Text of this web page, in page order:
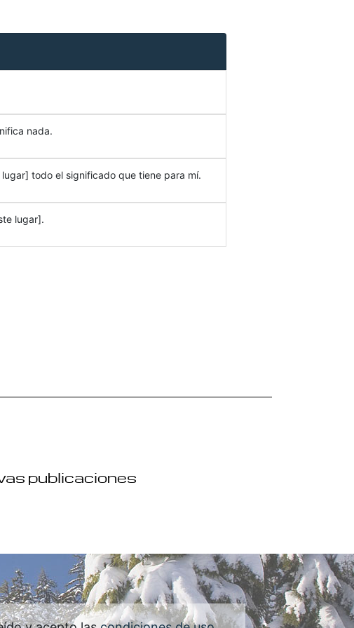
nada.
todo el significado que tiene para mí.
lugar].
publicaciones